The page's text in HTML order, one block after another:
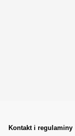
Kontakt i regulaminy